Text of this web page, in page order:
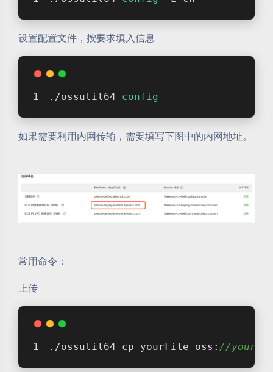
设置配置文件，按要求填入信息
./ossutil64 config
如果需要利用内网传输，需要填写下图中的内网地址。
常用命令：
上传
./ossutil64 cp yourFile oss: //